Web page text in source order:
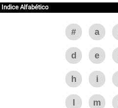
Indice Alfabético
# a
d e
h i
m